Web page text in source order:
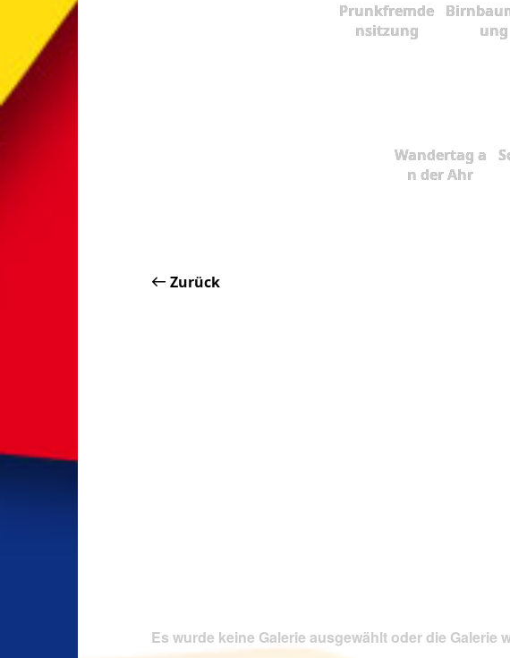
Prunkfremde
nsitzung
ung
Wandertag a
n der Ahr
Zurück
Es wurde keine Galerie ausgewählt oder die Galerie